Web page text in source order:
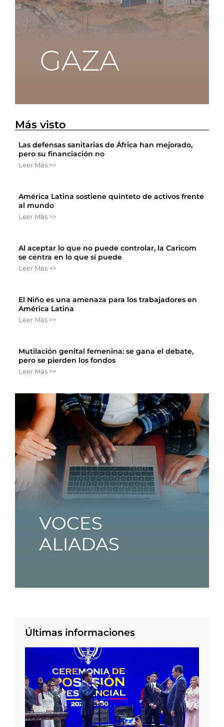
Más visto
Las defensas sanitarias de África han mejorado,
pero su financiación no
Leer Más >>
América Latina sostiene quinteto de activos frente
al mundo
Leer Más >>
Al aceptar lo que no puede controlar, la Caricom
se centra en lo que sí puede
Leer Más >>
El Niño es una amenaza para los trabajadores en
América Latina
Leer Más >>
Mutilación genital femenina: se gana el debate,
pero se pierden los fondos
Leer Más >>
Últimas informaciones